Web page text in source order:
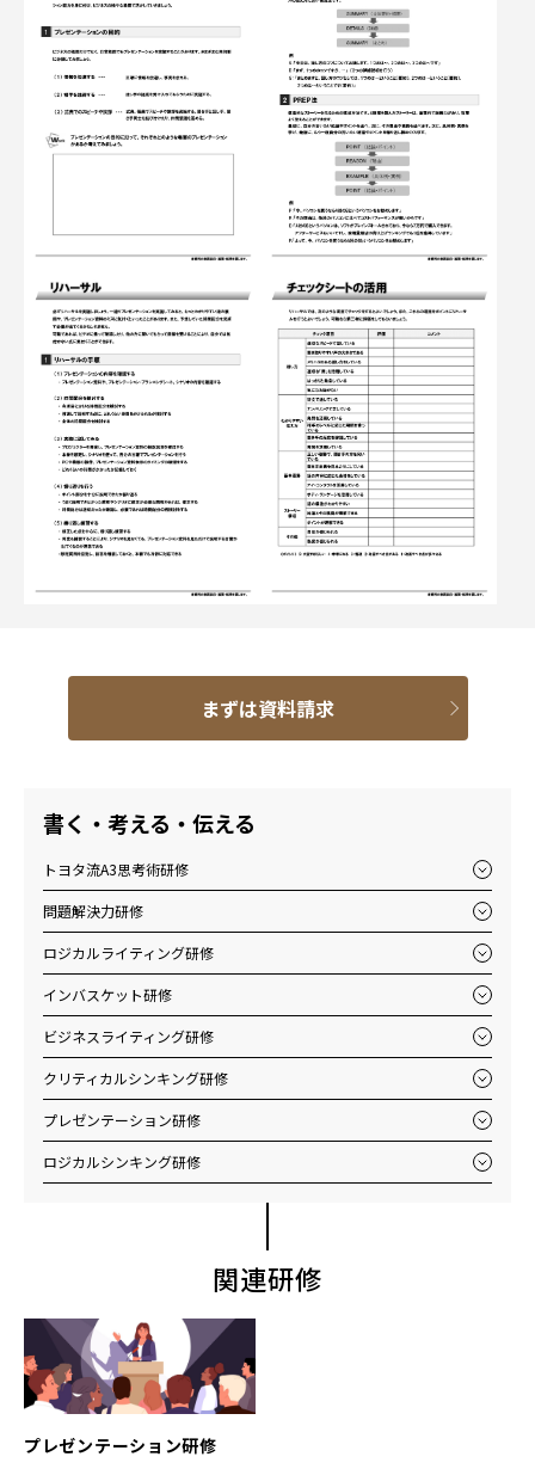
まずは資料請求
書く・考える・伝える
トヨタ流A3思考術研修
問題解決力研修
ロジカルライティング研修
インバスケット研修
ビジネスライティング研修
クリティカルシンキング研修
プレゼンテーション研修
ロジカルシンキング研修
関連研修
プレゼンテーション研修